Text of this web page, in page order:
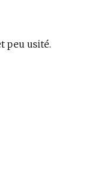
peu usité.